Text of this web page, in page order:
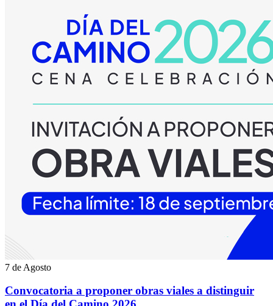
7 de Agosto
Convocatoria a proponer obras viales a distinguir